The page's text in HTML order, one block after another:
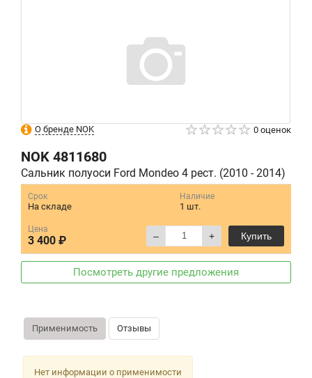
О бренде NOK 0 оценок
NOK 4811680
Сальник полуоси Ford Mondeo 4 рест. (2010 - 2014)
Срок
На складе
Наличие
1 шт.
Цена
3 400 ₽ – + Купить
Посмотреть другие предложения
Применимость Отзывы
Нет информации о применимости